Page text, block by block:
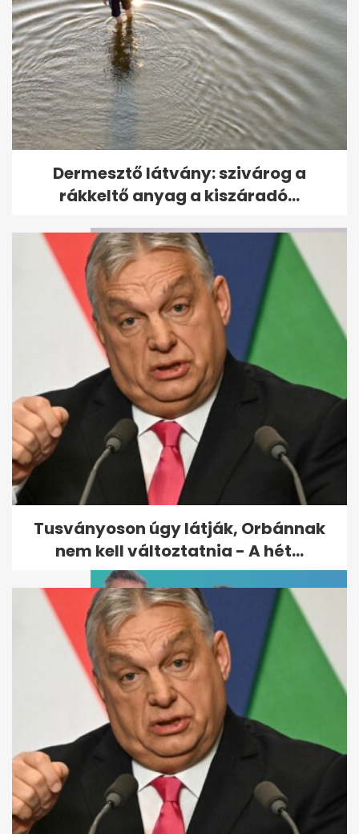
Így búcsúztak Boros Lajostól
pályatársai
"Egy kezemen meg tudnám
számolni azokat, akik nem a
híres embert...
"Tényleg arra vártál, hogy
bejön?" - Vadon Jani nélkül
indult a...
Dermesztő látvány: szivárog a
rákkeltő anyag a kiszáradó...
Tusványoson úgy látják, Orbánnak
nem kell változtatnia - A hét...